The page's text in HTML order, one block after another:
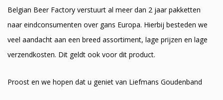
Belgian Beer Factory verstuurt al meer dan 2 jaar pakketten
naar eindconsumenten over gans Europa. Hierbij besteden we
veel aandacht aan een breed assortiment, lage prijzen en lage
verzendkosten. Dit geldt ook voor dit product.
Proost en we hopen dat u geniet van Liefmans Goudenband